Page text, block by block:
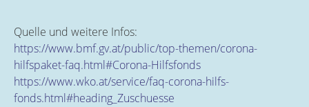
Quelle und weitere Infos:
https://www.bmf.gv.at/public/top-themen/corona-
hilfspaket-faq.html#Corona-Hilfsfonds
https://www.wko.at/service/faq-corona-hilfs-
fonds.html#heading_Zuschuesse